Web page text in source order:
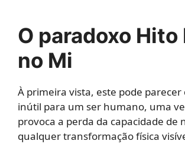
O paradoxo Hito
no Mi
À primeira vista, este pode
inútil para um ser humano, uma
provoca a perda da capacidade de
qualquer transformação física